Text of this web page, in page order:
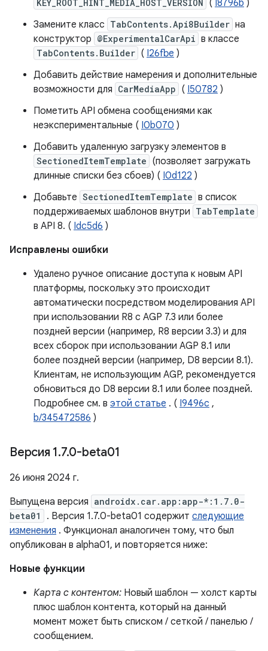
KEY_ROOT_HINT_MEDIA_HOST_VERSION ( I8796b )
Замените класс TabContents.Api8Builder на
конструктор @ExperimentalCarApi в классе
TabContents.Builder ( I26fbe )
Добавить действие намерения и дополнительные
возможности для CarMediaApp ( I50782 )
Пометить API обмена сообщениями как
неэкспериментальные ( I0b070 )
Добавить удаленную загрузку элементов в
SectionedItemTemplate (позволяет загружать
длинные списки без сбоев) ( I0d122 )
Добавьте SectionedItemTemplate в список
поддерживаемых шаблонов внутри TabTemplate
в API 8. ( Idc5d6 )
Исправлены ошибки
Удалено ручное описание доступа к новым API
платформы, поскольку это происходит
автоматически посредством моделирования API
при использовании R8 с AGP 7.3 или более
поздней версии (например, R8 версии 3.3) и для
всех сборок при использовании AGP 8.1 или
более поздней версии (например, D8 версии 8.1).
Клиентам, не использующим AGP, рекомендуется
обновиться до D8 версии 8.1 или более поздней.
Подробнее см. в этой статье . ( I9496c ,
b/345472586 )
Версия 1.7.0-beta01
26 июня 2024 г.
Выпущена версия androidx.car.app:app-*:1.7.0-
beta01
. Версия 1.7.0-beta01 содержит следующие
изменения . Функционал аналогичен тому, что был
опубликован в alpha01, и повторяется ниже:
Новые функции
Карта с контентом: Новый шаблон — холст карты
плюс шаблон контента, который на данный
момент может быть списком / сеткой / панелью /
сообщением.